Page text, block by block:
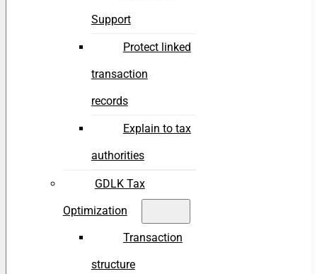
Support
Protect linked
transaction
records
Explain to tax
authorities
GDLK Tax
Optimization
Transaction
structure